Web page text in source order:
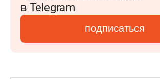
в Telegram
подписаться